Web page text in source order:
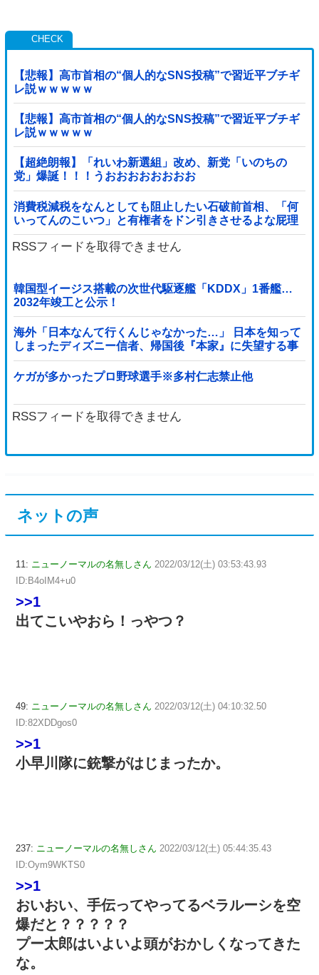
【悲報】高市首相の“個人的なSNS投稿”で習近平ブチギ
レ説ｗｗｗｗｗ
【悲報】高市首相の“個人的なSNS投稿”で習近平ブチギ
レ説ｗｗｗｗｗ
【超絶朗報】「れいわ新選組」改め、新党「いのちの
党」爆誕！！！うおおおおおおおお
消費税減税をなんとしても阻止したい石破前首相、「何
いってんのこいつ」と有権者をドン引きさせるよな屁理
屈を……
RSSフィードを取得できません
韓国型イージス搭載の次世代駆逐艦「KDDX」1番艦…
2032年竣工と公示！
海外「日本なんて行くんじゃなかった…」 日本を知って
しまったディズニー信者、帰国後『本家』に失望する事
態に
ケガが多かったプロ野球選手※多村仁志禁止他
RSSフィードを取得できません
ネットの声
11: ニューノーマルの名無しさん 2022/03/12(土) 03:53:43.93
ID:B4oIM4+u0
>>1
出てこいやおら！っやつ？
49: ニューノーマルの名無しさん 2022/03/12(土) 04:10:32.50
ID:82XDDgos0
>>1
小早川隊に銃撃がはじまったか。
237: ニューノーマルの名無しさん 2022/03/12(土) 05:44:35.43
ID:Oym9WKTS0
>>1
おいおい、手伝ってやってるベラルーシを空
爆だと？？？？？
プー太郎はいよいよ頭がおかしくなってきた
な。